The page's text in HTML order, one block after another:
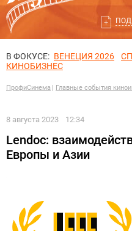
В ФОКУСЕ: ВЕНЕЦИЯ 2026
КИНОБИЗНЕС
ПрофиСинема Главные события
8 августа 2023 12:34
Lendoc:
Европы и Азии